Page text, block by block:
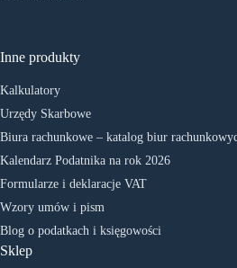
Inne produkty
Kalkulatory
Urzędy Skarbowe
Biura rachunkowe – katalog biur
Kalendarz Podatnika na rok 2026
Formularze i deklaracje VAT
Wzory umów i pism
Blog o podatkach i księgowości
Sklep